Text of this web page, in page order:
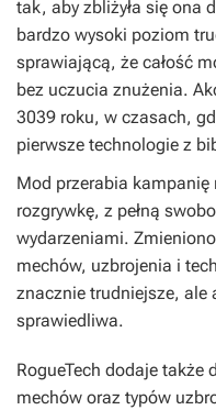
tak, aby zbliżyła się ona
bardzo wysoki poziom
sprawiającą, że całość
bez uczucia znużenia.
3039 roku, w czasach,
pierwsze technologie z
Mod przerabia kampanię
rozgrywkę, z pełną
wydarzeniami.
mechów, uzbrojenia i
znacznie trudniejsze, ale
sprawiedliwa.
RogueTech dodaje także
mechów oraz typów